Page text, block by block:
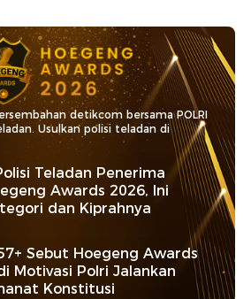
detikcom bersama POLRI
Usulkan polisi teladan di
Teladan Penerima
Awards 2026, Ini
dan Kiprahnya
Sebut Hoegeng Awards
Motivasi Polri Jalankan
Konstitusi